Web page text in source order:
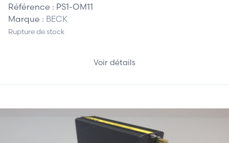
Référence : PS1-OM11
Marque : BECK
Rupture de stock
Voir détails